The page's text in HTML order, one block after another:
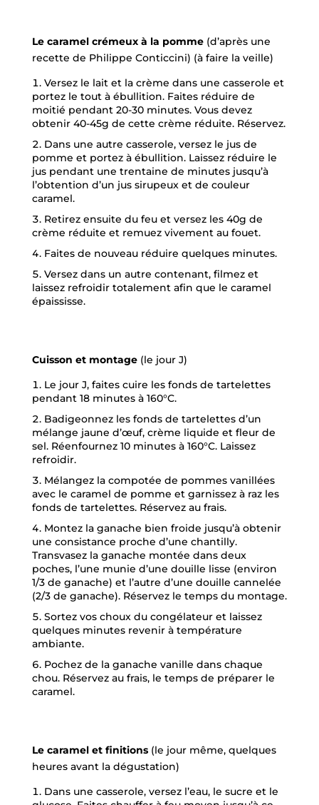
Le caramel crémeux à la pomme(d’après une
recette de Philippe Conticcini) (à faire la veille)
Versez le lait et la crème dans une casserole et
portez le tout à ébullition. Faites réduire de
moitié pendant 20-30 minutes. Vous devez
obtenir 40-45g de cette crème réduite. Réservez.
Dans une autre casserole, versez le jus de
pomme et portez à ébullition. Laissez réduire le
jus pendant une trentaine de minutes jusqu’à
l’obtention d’un jus sirupeux et de couleur
caramel.
Retirez ensuite du feu et versez les 40g de
crème réduite et remuez vivement au fouet.
Faites de nouveau réduire quelques minutes.
Versez dans un autre contenant, filmez et
laissez refroidir totalement afin que le caramel
épaississe.
Cuisson et montage(le jour J)
Le jour J, faites cuire les fonds de tartelettes
pendant 18 minutes à 160°C.
Badigeonnez les fonds de tartelettes d’un
mélange jaune d’œuf, crème liquide et fleur de
sel. Réenfournez 10 minutes à 160°C. Laissez
refroidir.
Mélangez la compotée de pommes vanillées
avec le caramel de pomme et garnissez à raz les
fonds de tartelettes. Réservez au frais.
Montez la ganache bien froide jusqu’à obtenir
une consistance proche d’une chantilly.
Transvasez la ganache montée dans deux
poches, l’une munie d’une douille lisse (environ
1/3 de ganache) et l’autre d’une douille cannelée
(2/3 de ganache). Réservez le temps du montage.
Sortez vos choux du congélateur et laissez
quelques minutes revenir à température
ambiante.
Pochez de la ganache vanille dans chaque
chou. Réservez au frais, le temps de préparer le
caramel.
Le caramel et finitions(le jour même, quelques
heures avant la dégustation)
Dans une casserole, versez l’eau, le sucre et le